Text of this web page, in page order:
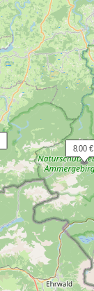
  8.00 €